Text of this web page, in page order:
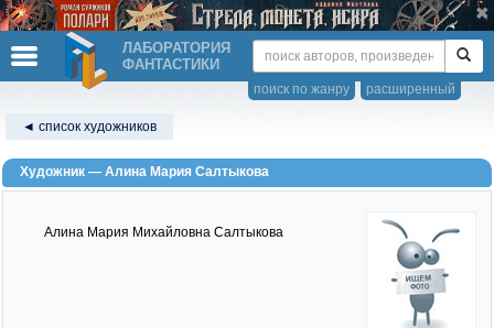
ЛАБОРАТОРИЯ
ФАНТАСТИКИ
расширенный
поиск по жанру
◄ список художников
Художник — Алина Мария Салтыкова
Алина Мария Михайловна Салтыкова